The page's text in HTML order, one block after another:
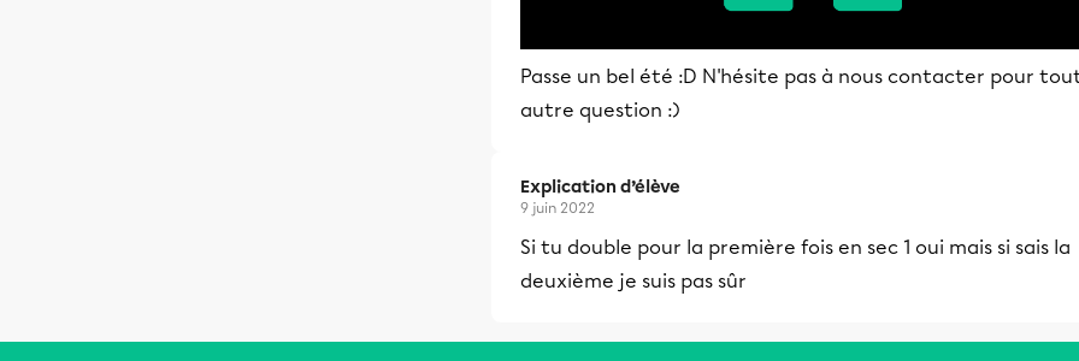
Passe un bel été :D N'hésite pas à nous contacter pour
autre question :)
Explication d’élève
9 juin 2022
Si tu double pour la première fois en sec 1 oui mais si sais la
deuxième je suis pas sûr